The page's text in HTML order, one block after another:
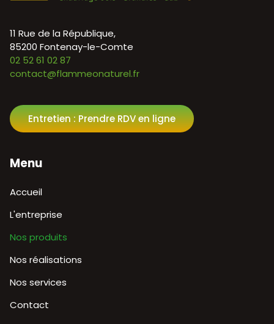
11 Rue de la République,
85200 Fontenay-le-Comte
02 52 61 02 87
contact@flammeonaturel.fr
Entretien : Prendre RDV en ligne
Menu
Aller
contenu
Accueil
L'entreprise
Nos produits
Nos réalisations
Nos services
Contact